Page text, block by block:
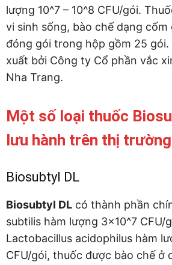
lượng 10^7 – 10^8 CFU/gói.
vi sinh sống, bào chế dạng cốm
đóng gói trong hộp gồm 25
xuất bởi Công ty Cổ phần vắc
Nha Trang.
Một số loại thuốc
lưu hành trên thị trường
Biosubtyl DL
Biosubtyl DL có thành phần
subtilis hàm lượng 3×10^7 CFU/
Lactobacillus acidophilus hàm
CFU/gói, thuốc được bào chế ở